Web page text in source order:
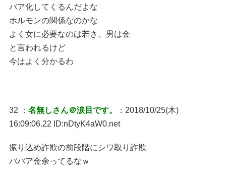
バア化してくるんだよな
ホルモンの関係なのかな
よく女に必要なのは若さ、男は金
と言われるけど
今はよく分かるわ
32 ： 名無しさん＠涙目です。
：2018/10/25(木)
16:09:06.22 ID:nDtyK4aW0.net
振り込め詐欺の前段階にシワ取り詐欺
ババア金余ってるなｗ